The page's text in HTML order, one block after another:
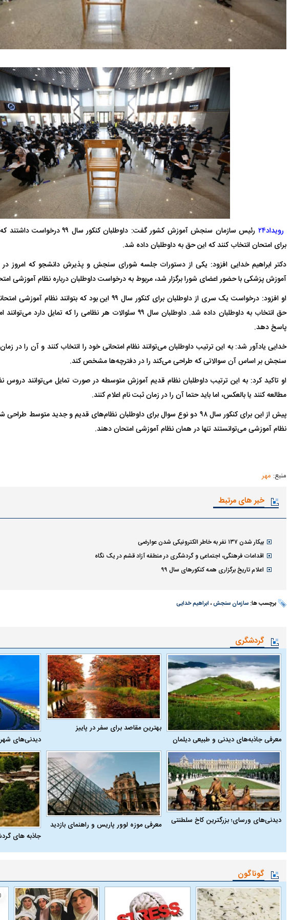
رویداد۲۴
رئیس سازمان سنجش آموزش کشور گفت:
برای امتحان انتخاب کنند که این حق به داوطلبان داده شد.
دکتر ابراهیم خدایی افزود: یکی از دستورات جلسه شورای سنجش و پذیرش دانشجو که امروز در
آموزش پزشکی با حضور اعضای شورا برگزار شد، مربوط به درخواست داوطلبان درباره نظام آموزشی امتحانی
او افزود: درخواست یک سری از داوطلبان برای کنکور سال ۹۹ این بود که
حق انتخاب به داوطلبان داده شد. داوطلبان سال ۹۹ سئوالات هر نظامی را که
پاسخ دهد.
خدایی یادآور شد: به این ترتیب داوطلبان می‌توانند نظام امتحانی خود را انتخاب کنند و آن را در
سنجش بر اساس آن سوالاتی که طراحی می‌کند را در دفترچه‌ها مشخص کند.
او تاکید کرد: به این ترتیب داوطلبان نظام قدیم آموزش متوسطه در صورت تمایل می‌توانند
مطالعه کنند یا بالعکس، اما باید حتما آن را در زمان ثبت نام اعلام کنند.
پیش از این برای کنکور سال ۹۸ دو نوع سوال برای داوطلبان نظام‌های قدیم و جدید
نظام آموزشی می‌توانستند تنها در همان نظام آموزشی امتحان دهند.
منبع: مهر
خبر های مرتبط
بیکار شدن ۱۳۷ نفر به خاطر الکترونیکی شدن عوارضی
اقدامات فرهنگی، اجتماعی و گردشگری در منطقه آزاد قشم در یک نگاه
اعلام تاریخ برگزاری همه کنکورهای سال ۹۹
برچسب ها: سازمان سنجش، ابراهیم خدایی
گردشگری
معرفی جاذبه‌های دیدنی و طبیعی دیلمان
بهترین مقاصد برای سفر در پاییز
دیدنی‌های
دیدنی‌های ورسای؛ بزرگترین کاخ سلطنتی
معرفی موزه لوور پاریس و راهنمای بازدید
جاذبه های
گوناگون
فضاپیمای «استارشیپ» ایلان ماسک
چیست؟
حدید ۱۱۰؛
مرگبارتر پهپادهای
جدید ایران
واژگونی مرگبار سمند در اصفهان | ۴ نفر
کشته شدند
عکس| ماجرای کشف جسد ناشناس که
توسط حیوانات خورده شد
زنگ خطر دوباره
مقصد احتمالی مدافع جوان پرسپولیس
مشخص شد
پیشنهاد ۱۳۲میلیاردی رامین رضاییان به
استقلال
بازگشت اندونگ